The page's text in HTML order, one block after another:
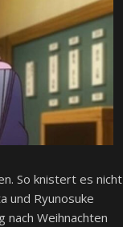
So knistert es nicht
und Ryunosuke
Weihnachten